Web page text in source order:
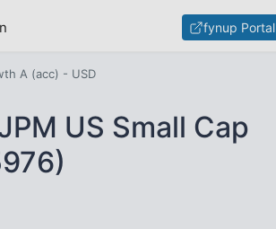
fynup Portal
A (acc) - USD
US Small Cap